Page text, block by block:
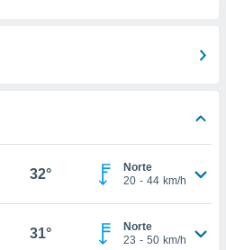
32°
Norte
20 - 44 km/h
31°
Norte
23 - 50 km/h